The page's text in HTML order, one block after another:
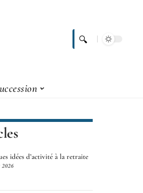
idées d’activité à la retraite
2026